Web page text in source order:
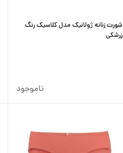
شورت زنانه ژولانیک مدل کلاسیک رنگ
زرشکی
ناموجود